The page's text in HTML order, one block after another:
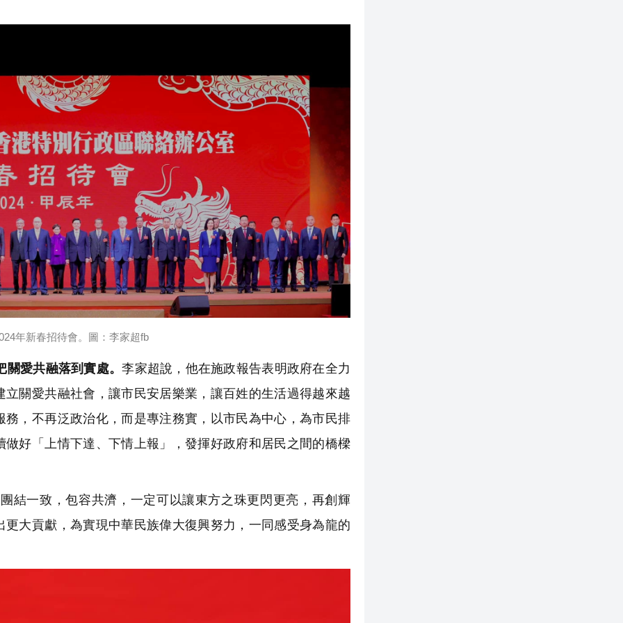
年新春招待會。圖：李家超fb
愛共融落到實處。李家超說，他在施政報告表明政府在全力
關愛共融社會，讓市民安居樂業，讓百姓的生活過得越來越
，不再泛政治化，而是專注務實，以市民為中心，為市民排
好「上情下達、下情上報」，發揮好政府和居民之間的橋樑
一致，包容共濟，一定可以讓東方之珠更閃更亮，再創輝
大貢獻，為實現中華民族偉大復興努力，一同感受身為龍的